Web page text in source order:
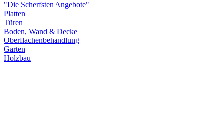
"Die Scherfsten Angebote"
Platten
Türen
Boden, Wand & Decke
Oberflächenbehandlung
Garten
Holzbau